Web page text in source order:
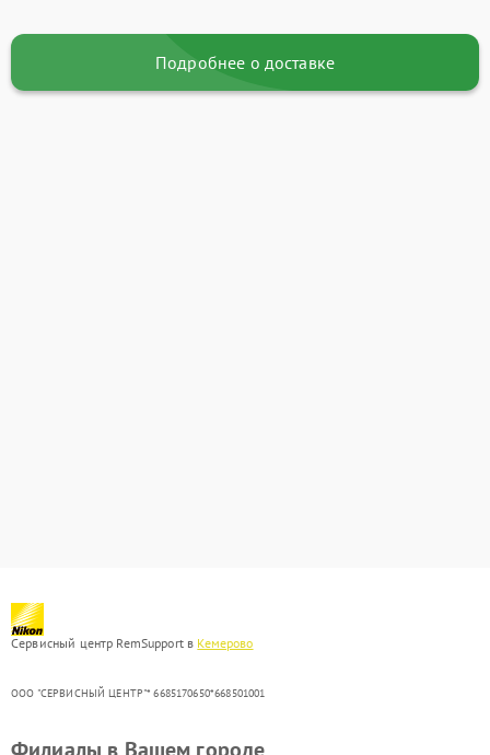
Подробнее о доставке
Сервисный центр RemSupport в Кемерово
ООО "СЕРВИСНЫЙ ЦЕНТР"* 6685170650*668501001